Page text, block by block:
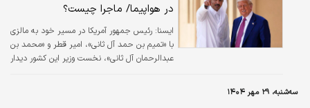
در هواپیما/ ماجرا چیست؟
ایسنا: رئیس جمهور آمریکا در مسیر خود به مالزی
با «تمیم بن حمد آل ثانی»، امیر قطر و «محمد بن
عبدالرحمان آل ثانی»، نخست وزیر این کشور دیدار
سه‌شنبه، ۲۹ مهر ۱۴۰۴